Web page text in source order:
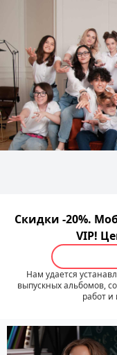
Скидки -20%.
VIP!
Нам удается
выпускных альбомов,
работ и